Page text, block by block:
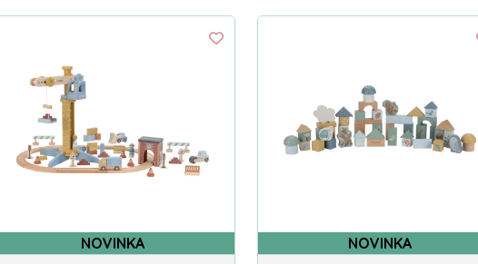
NOVINKA
NOVINKA